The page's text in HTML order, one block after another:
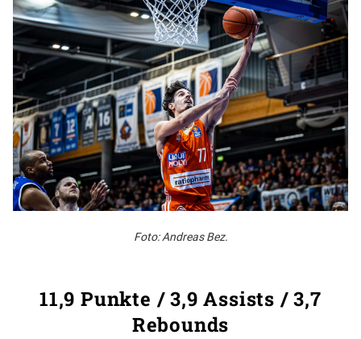
Foto: Andreas Bez.
11,9 Punkte / 3,9 Assists / 3,7
Rebounds